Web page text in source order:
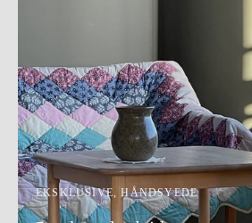
EKSKLUSIVE, HÅNDSYEDE
Patchwork plaider